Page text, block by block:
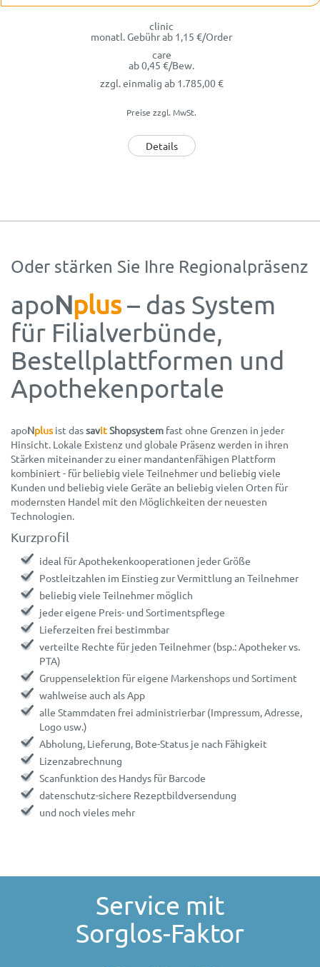
clinic
monatl. Gebührab 1,15 €/Order
care
ab0,45 €/Bew.
zzgl. einmalig ab 1.785,00 €
Preise zzgl. MwSt.
Details
Oder stärken Sie Ihre Regionalpräsenz
apoNplus– das System
für Filialverbünde,
Bestell­platt­formen und
Apotheken­portale
apoNplusist dassavitShopsystem fast ohne Grenzen in jeder
Hinsicht. Lokale Existenz und globale Präsenz werden in ihren
Stärken miteinander zu einer mandantenfähigen Plattform
kombiniert - für beliebig viele Teilnehmer und beliebig viele
Kunden und beliebig viele Geräte an beliebig vielen Orten für
modernsten Handel mit den Möglichkeiten der neuesten
Technologien.
Kurzprofil
ideal für Apothekenkooperationen jeder Größe
Postleitzahlen im Einstieg zur Vermittlung an Teilnehmer
beliebig viele Teilnehmer möglich
jeder eigene Preis- und Sortimentspflege
Lieferzeiten frei bestimmbar
verteilte Rechte für jeden Teilnehmer (bsp.: Apotheker vs.
PTA)
Gruppenselektion für eigene Markenshops und Sortiment
wahlweise auch als App
alle Stammdaten frei administrierbar (Impressum, Adresse,
Logo usw.)
Abholung, Lieferung, Bote-Status je nach Fähigkeit
Lizenzabrechnung
Scanfunktion des Handys für Barcode
datenschutz-sichere Rezeptbildversendung
und noch vieles mehr
Service mit
Sorglos-Faktor